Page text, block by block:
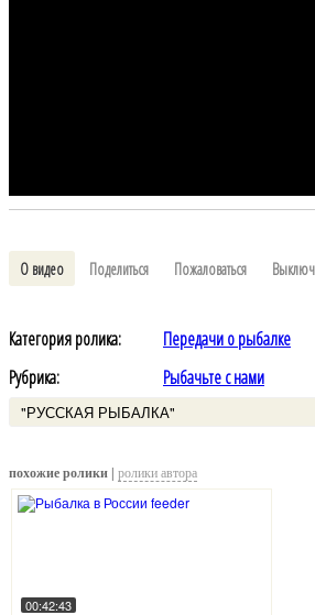
О видео Поделиться Пожаловаться
Категория ролика:
Передачи о рыбалке
Рубрика:
Рыбачьте с нами
"РУССКАЯ РЫБАЛКА"
похожие ролики | ролики автора
00:42:43